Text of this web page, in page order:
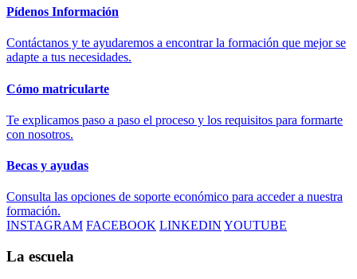
Pídenos Información
Contáctanos y te ayudaremos a encontrar la formación que mejor se
adapte a tus necesidades.
Cómo matricularte
Te explicamos paso a paso el proceso y los requisitos para formarte
con nosotros.
Becas y ayudas
Consulta las opciones de soporte económico para acceder a nuestra
formación.
INSTAGRAM FACEBOOK LINKEDIN YOUTUBE
La escuela